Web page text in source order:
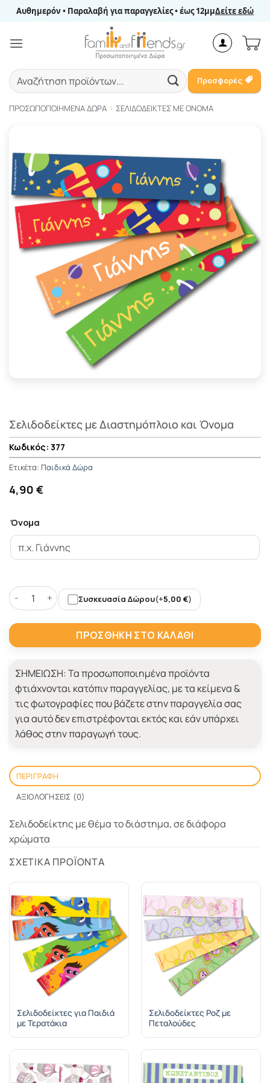
Μετάβαση
περιεχόμενο
Αυθημερόν • Παραλαβή για παραγγελίες • έως 12μμΔείτε εδώ
Αναζήτηση
για:
Προσφορές
ΠΡΟΣΩΠΟΠΟΙΗΜΈΝΑ ΔΏΡΑ ΣΕΛΙΔΟΔΕΊΚΤΕΣ ΜΕ ΌΝΟΜΑ
Σελιδοδείκτες με Διαστημόπλοιο και Όνομα
377
Ετικέτα: Παιδικά Δώρα
4,90 €
Όνομα
Σελιδοδείκτες με Διαστημόπλοιο και Όνομα ποσότητα
Συσκευασία Δώρου(+5,00 €)
ΠΡΟΣΘΉΚΗ ΣΤΟ ΚΑΛΆΘΙ
ΣΗΜΕΙΩΣΗ:Τα προσωποποιημένα προϊόντα
φτιάχνονται κατόπιν παραγγελίας, με τα κείμενα &
τις φωτογραφίες που βάζετε στην παραγγελία σας
για αυτό δεν επιστρέφονται εκτός και εάν υπάρχει
λάθος στην παραγωγή τους.
ΠΕΡΙΓΡΑΦΉ
ΑΞΙΟΛΟΓΉΣΕΙΣ (0)
Σελιδοδείκτης με θέμα το διάστημα, σε διάφορα
χρώματα
ΣΧΕΤΙΚΆ ΠΡΟΪΌΝΤΑ
Σελιδοδείκτες για Παιδιά
με Τερατάκια
Σελιδοδείκτες Ροζ με
Πεταλούδες